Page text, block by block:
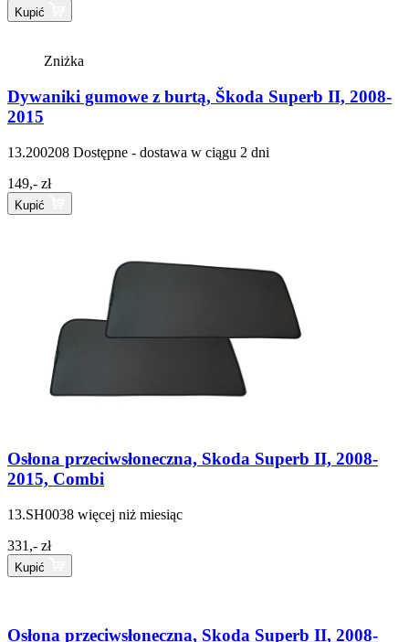
Kupić
Zniżka
Dywaniki gumowe z burtą, Škoda Superb II, 2008-
2015
13.200208 Dostępne - dostawa w ciągu 2 dni
149,- zł
Kupić
Osłona przeciwsłoneczna, Skoda Superb II, 2008-
2015, Combi
13.SH0038 więcej niż miesiąc
331,- zł
Kupić
Osłona przeciwsłoneczna, Skoda Superb II, 2008-